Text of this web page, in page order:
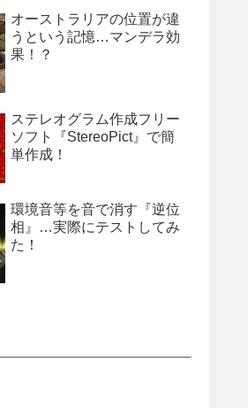
オーストラリアの位置が違
うという記憶…マンデラ効
果！？
ステレオグラム作成フリー
ソフト『StereoPict』で簡
単作成！
環境音等を音で消す『逆位
相』…実際にテストしてみ
た！